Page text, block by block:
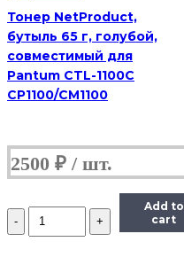
Тонер NetProduct,
бутыль 65 г, голубой,
совместимый для
Pantum CTL-1100C
CP1100/CM1100
2500 ₽
Количество
Тонер
Add to
cart